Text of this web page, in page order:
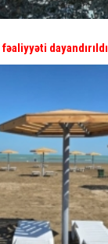
fəaliyyəti dayandırıldı